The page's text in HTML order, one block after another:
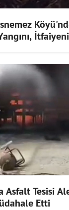
Asfalt Tesisi
Etti